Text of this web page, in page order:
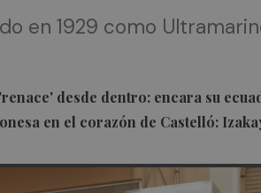
en 1929 como
desde dentro: encara su
en el corazón de Castelló: